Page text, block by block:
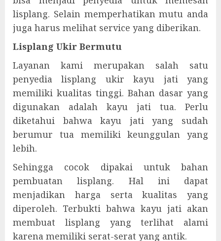
lisplang. Selain memperhatikan mutu anda
juga harus melihat service yang diberikan.
Lisplang Ukir Bermutu
Layanan kami merupakan salah satu
penyedia lisplang ukir kayu jati yang
memiliki kualitas tinggi. Bahan dasar yang
digunakan adalah kayu jati tua. Perlu
diketahui bahwa kayu jati yang sudah
berumur tua memiliki keunggulan yang
lebih.
Sehingga cocok dipakai untuk bahan
pembuatan lisplang. Hal ini dapat
menjadikan harga serta kualitas yang
diperoleh. Terbukti bahwa kayu jati akan
membuat lisplang yang terlihat alami
karena memiliki serat-serat yang antik.